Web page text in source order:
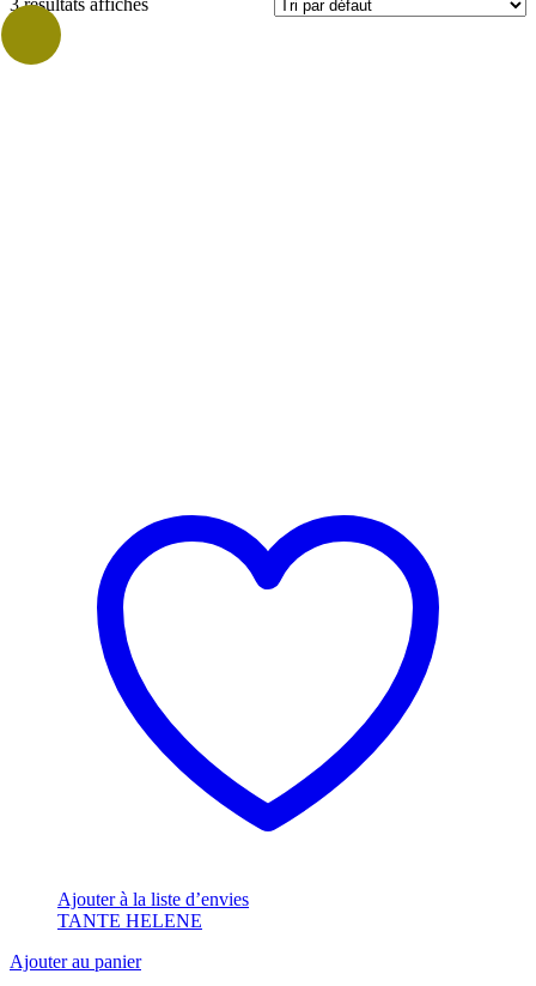
Prix
3 résultats affichés
Ajouter à la liste d’envies
TANTE HELENE
Ajouter au panier